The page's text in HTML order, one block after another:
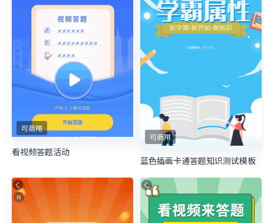
可商用
看视频答题活动
可商用
蓝色插画卡通答题知识测试模板